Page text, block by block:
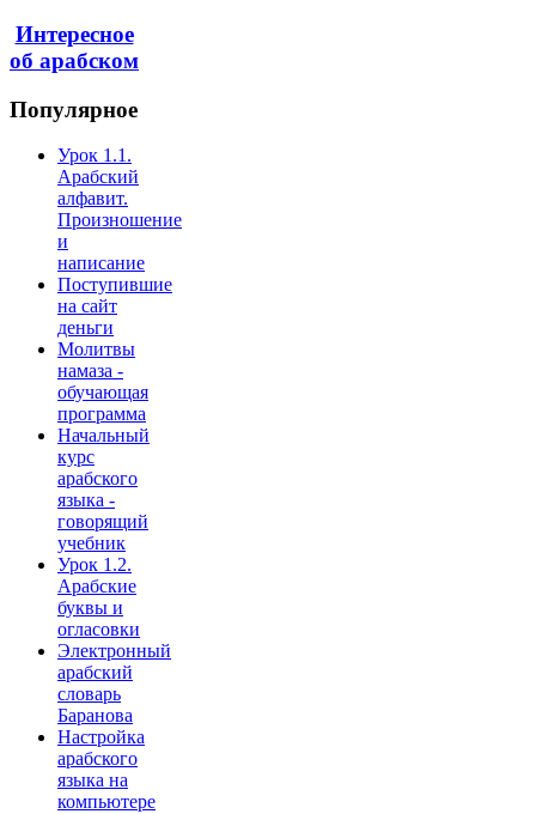
Интересное
об арабском
Популярное
Урок 1.1.
Арабский
алфавит.
Произношение
и
написание
Поступившие
на сайт
деньги
Молитвы
намаза -
обучающая
программа
Начальный
курс
арабского
языка -
говорящий
учебник
Урок 1.2.
Арабские
буквы и
огласовки
Электронный
арабский
словарь
Баранова
Настройка
арабского
языка на
компьютере